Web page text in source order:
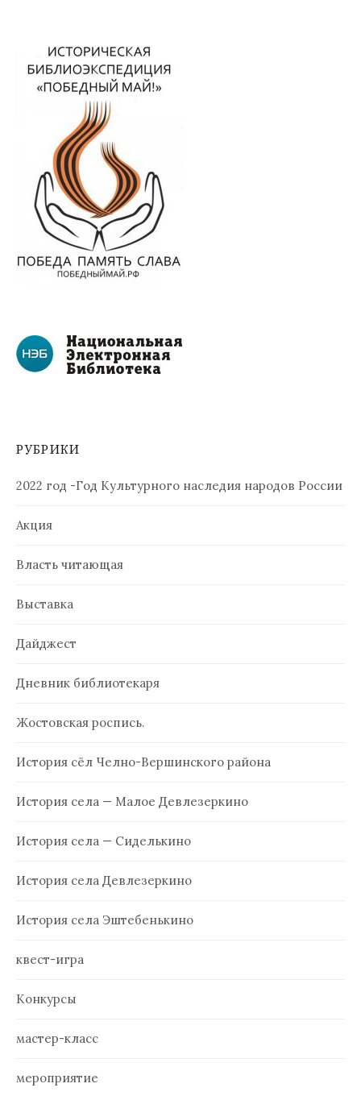
РУБРИКИ
2022 год -Год Культурного наследия народов России
Акция
Власть читающая
Выставка
Дайджест
Дневник библиотекаря
Жостовская роспись.
История сёл Челно-Вершинского района
История села — Малое Девлезеркино
История села — Сиделькино
История села Девлезеркино
История села Эштебенькино
квест-игра
Конкурсы
мастер-класс
мероприятие